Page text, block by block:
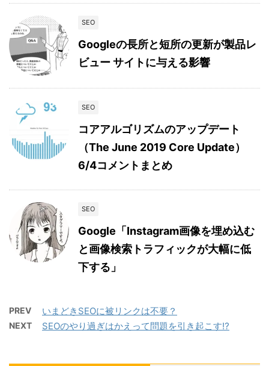
SEO
Googleの長所と短所の更新が製品レ
ビュー サイトに与える影響
SEO
コアアルゴリズムのアップデート
（The June 2019 Core Update）
6/4コメントまとめ
SEO
Google「Instagram画像を埋め込む
と画像検索トラフィックが大幅に低
下する」
PREV いまどきSEOに被リンクは不要？
NEXT SEOのやり過ぎはかえって問題を引き起こす⁉︎